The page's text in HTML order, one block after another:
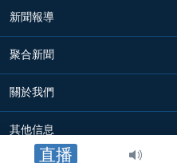
直播
新聞報導
聚合新聞
關於我們
其他信息